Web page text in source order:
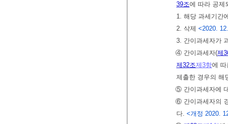
39조에 따라 공제
1. 해당 과세기간
2. 삭제 <2020.
3. 간이과세자가
④ 간이과세자(제
제32조제3항에 따
제출한 경우의 해
⑤ 간이과세자에
⑥ 간이과세자의
다. <개정 2020.